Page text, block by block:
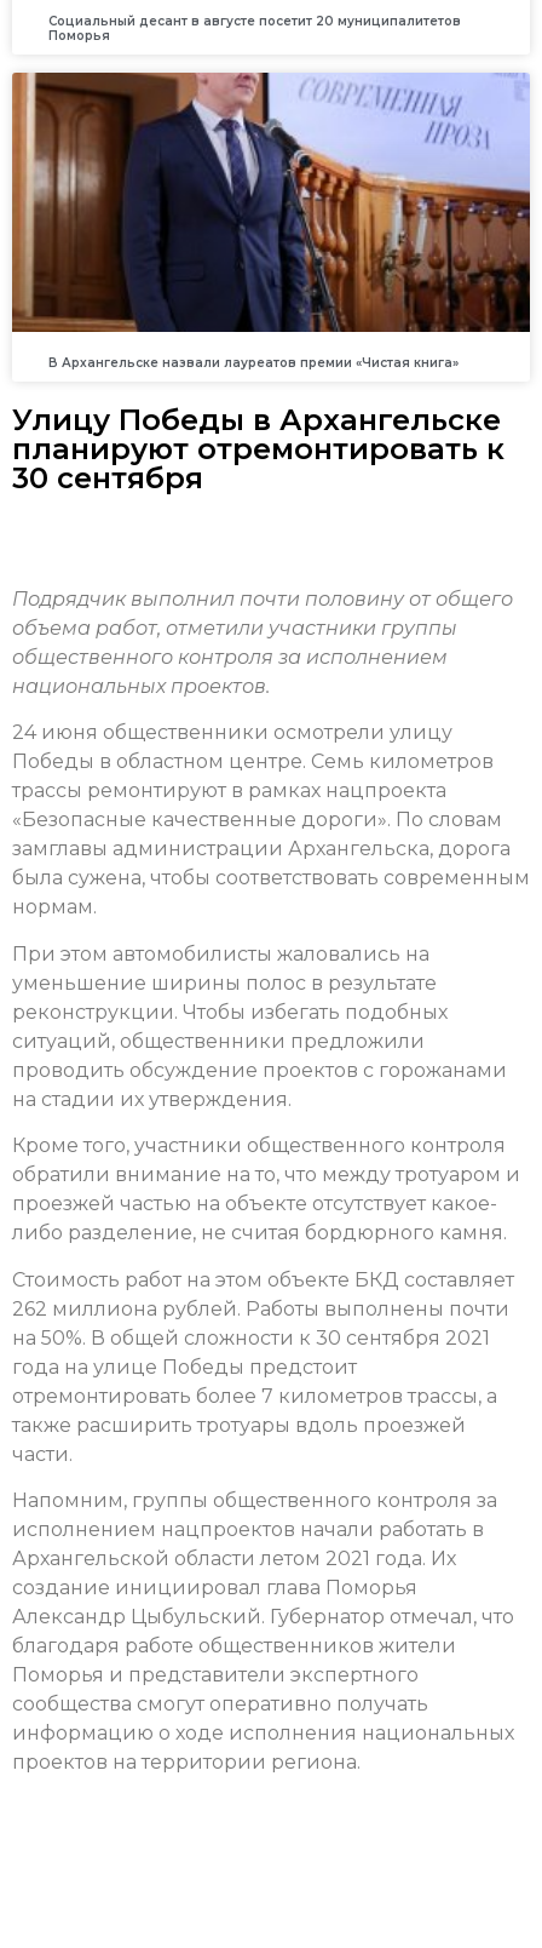
Социальный десант в августе посетит 20 муниципалитетов
Поморья
В Архангельске назвали лауреатов премии «Чистая книга»
Улицу Победы в Архангельске
планируют отремонтировать к
30 сентября
Подрядчик выполнил почти половину от общего
объема работ, отметили участники группы
общественного контроля за исполнением
национальных проектов.
24 июня общественники осмотрели улицу
Победы в областном центре. Семь километров
трассы ремонтируют в рамках нацпроекта
«Безопасные качественные дороги». По словам
замглавы администрации Архангельска, дорога
была сужена, чтобы соответствовать современным
нормам.
При этом автомобилисты жаловались на
уменьшение ширины полос в результате
реконструкции. Чтобы избегать подобных
ситуаций, общественники предложили
проводить обсуждение проектов с горожанами
на стадии их утверждения.
Кроме того, участники общественного контроля
обратили внимание на то, что между тротуаром и
проезжей частью на объекте отсутствует какое-
либо разделение, не считая бордюрного камня.
Стоимость работ на этом объекте БКД составляет
262 миллиона рублей. Работы выполнены почти
на 50%. В общей сложности к 30 сентября 2021
года на улице Победы предстоит
отремонтировать более 7 километров трассы, а
также расширить тротуары вдоль проезжей
части.
Напомним, группы общественного контроля за
исполнением нацпроектов начали работать в
Архангельской области летом 2021 года. Их
создание инициировал глава Поморья
Александр Цыбульский. Губернатор отмечал, что
благодаря работе общественников жители
Поморья и представители экспертного
сообщества смогут оперативно получать
информацию о ходе исполнения национальных
проектов на территории региона.